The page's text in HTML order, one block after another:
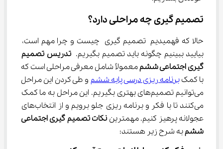
تصمیم گیری چه مراحلی دارد؟
حالا که فهمیدیم تصمیم گیری چیست و چرا مهم است،
بیایید ببینیم چگونه باید تصمیم بگیریم. تدریس تصمیم
گیری اجتماعی ششم معمولاً شامل معرفی مراحلی است که
با کمک برنامه ریزی درسی پایه ششم و طی کردن این مراحل
می‌توانیم تصمیم‌های بهتری بگیریم. این مراحل به ما کمک
می‌کنند تا با فکر و برنامه ریزی جلو برویم و از انتخاب‌های
عجولانه پرهیز کنیم. مهم‎ترین
نکات تصمیم گیری اجتماعی
ششم به شرح زیر هستند: